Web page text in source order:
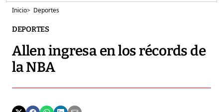
Inicio> Deportes
DEPORTES
Allen ingresa en los récords de
la NBA